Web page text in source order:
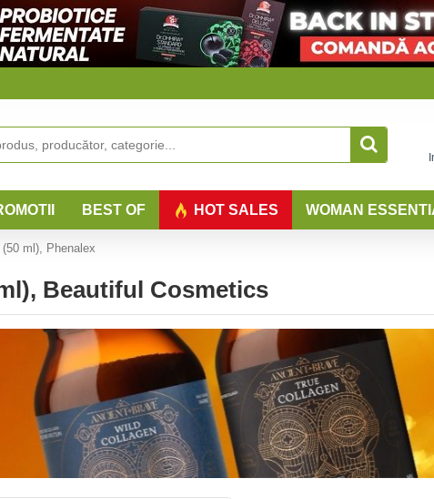
BEST OF HOT SALES WOMAN
ml), Phenalex
Beautiful Cosmetics